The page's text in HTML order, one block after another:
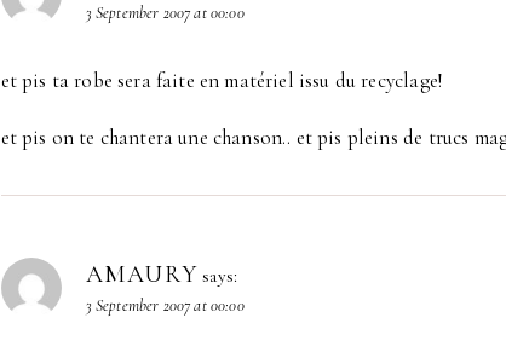
3 September 2007 at 00:00
et pis ta robe sera faite en matériel issu du recyclage!
et pis on te chantera une chanson.. et pis pleins de trucs
AMAURY says:
3 September 2007 at 00:00